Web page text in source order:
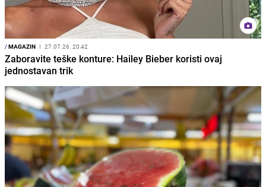
/MAGAZIN I 27.07.26. 20:42
Zaboravite teške konture: Hailey Bieber koristi ovaj
jednostavan trik